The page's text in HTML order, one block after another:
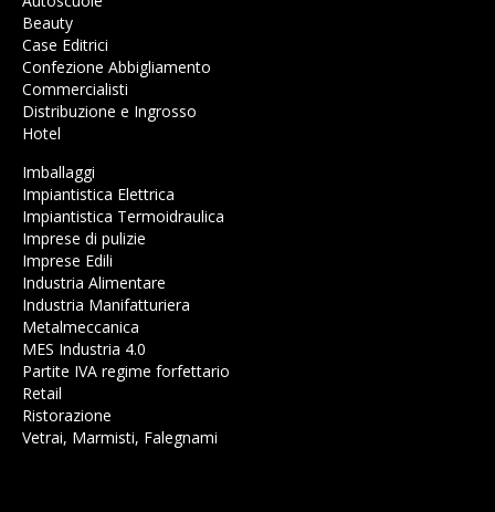
Beauty
Case Editrici
Confezione Abbigliamento
Commercialisti
Distribuzione e Ingrosso
Hotel
Imballaggi
Impiantistica Elettrica
Impiantistica Termoidraulica
Imprese di pulizie
Imprese Edili
Industria Alimentare
Industria Manifatturiera
Metalmeccanica
MES Industria 4.0
Partite IVA regime forfettario
Retail
Ristorazione
Vetrai, Marmisti, Falegnami